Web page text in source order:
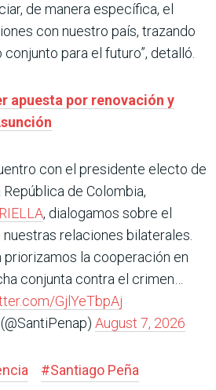
de manera específica, el
con nuestro país, trazando
para el futuro”, detalló.
apuesta por renovación y
con el presidente electo de
República de Colombia,
, dialogamos sobre el
relaciones bilaterales.
priorizamos la cooperación en
conjunta contra el crimen…
GjlYeTbpAj
August 7, 2026
#Santiago Peña